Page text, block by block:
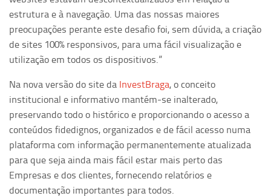
estrutura e à navegação. Uma das nossas maiores
preocupações perante este desafio foi, sem dúvida, a criação
de sites 100% responsivos, para uma fácil visualização e
utilização em todos os dispositivos.”
Na nova versão do site da InvestBraga, o conceito
institucional e informativo mantém-se inalterado,
preservando todo o histórico e proporcionando o acesso a
conteúdos fidedignos, organizados e de fácil acesso numa
plataforma com informação permanentemente atualizada
para que seja ainda mais fácil estar mais perto das
Empresas e dos clientes, fornecendo relatórios e
documentação importantes para todos.